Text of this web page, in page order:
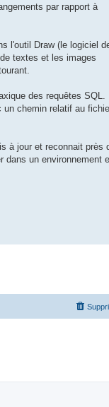
par rapport à
l'outil Draw (le logiciel
textes et les images
des requêtes SQL.
chemin relatif au
à jour et reconnait près
dans un environnement